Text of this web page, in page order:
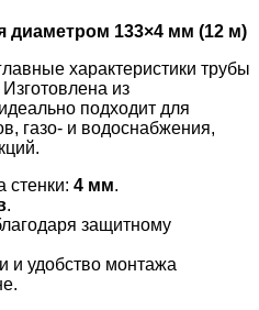
диаметром 133×4 мм (12 м)
характеристики трубы
из
подходит для
газо- и водоснабжения,
стенки: 4 мм.
.
защитному
и удобство монтажа